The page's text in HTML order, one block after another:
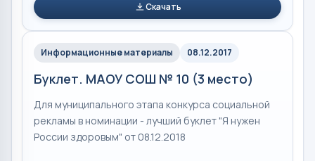
Скачать
Информационные материалы 08.12.2017
Буклет. МАОУ СОШ № 10 (3 место)
Для муниципального этапа конкурса социальной
рекламы в номинации - лучший буклет "Я нужен
России здоровым" от 08.12.2018